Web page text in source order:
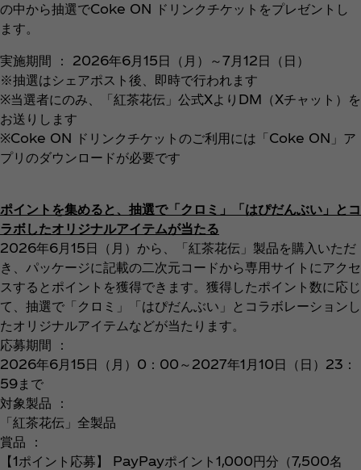
の中から抽選でCoke ON ドリンクチケットをプレゼントし
ます。
実施期間 ： 2026年6月15日（月）～7月12日（日）
※抽選はシェアポスト後、即時で行われます
※当選者にのみ、「紅茶花伝」公式XよりDM（Xチャット）を
お送りします
※Coke ON ドリンクチケットのご利用には「Coke ON」ア
プリのダウンロードが必要です
ポイントを集めると、抽選で「クロミ」「はぴだんぶい」とコ
ラボしたオリジナルアイテムが当たる
2026年6月15日（月）から、「紅茶花伝」製品を購入いただ
き、パッケージに記載の二次元コードから専用サイトにアクセ
スするとポイントを獲得できます。獲得したポイント数に応じ
て、抽選で「クロミ」「はぴだんぶい」とコラボレーションし
たオリジナルアイテムなどが当たります。
応募期間 ：
2026年6月15日（月）0：00～2027年1月10日（日）23：
59まで
対象製品 ：
「紅茶花伝」全製品
賞品 ：
【1ポイント応募】 PayPayポイント1,000円分（7,500名